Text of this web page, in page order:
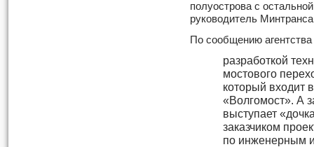
полуострова с
руководитель
По сообщению
разработкой
мостового
который входит
«Волгомост». А
выступает
заказчиком
по инженерным